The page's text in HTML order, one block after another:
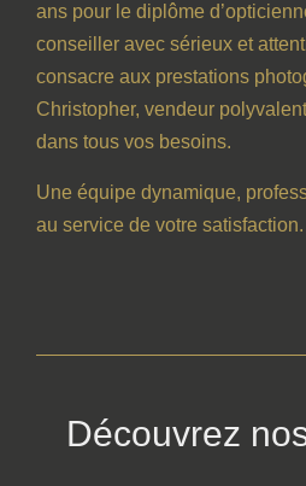
ans pour le diplôme
conseiller avec sérieux et
consacre aux prestations
Christopher, vendeur
dans tous vos besoins.
Une équipe dynamique,
au service de votre satisfaction.
Découvrez